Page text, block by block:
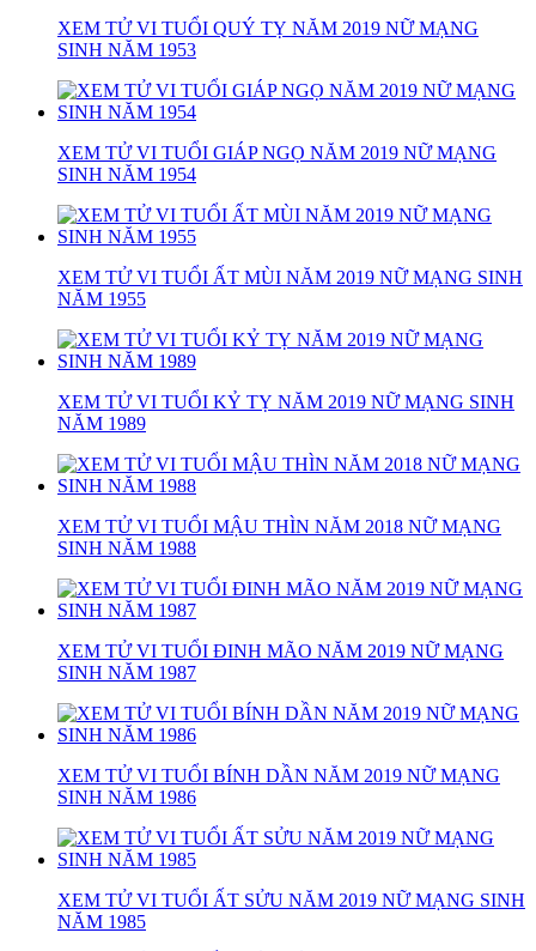
XEM TỬ VI TUỔI QUÝ TỴ NĂM 2019 NỮ MẠNG
SINH NĂM 1953
XEM TỬ VI TUỔI GIÁP NGỌ NĂM 2019 NỮ MẠNG
SINH NĂM 1954
XEM TỬ VI TUỔI ẤT MÙI NĂM 2019 NỮ MẠNG SINH
NĂM 1955
XEM TỬ VI TUỔI KỶ TỴ NĂM 2019 NỮ MẠNG SINH
NĂM 1989
XEM TỬ VI TUỔI MẬU THÌN NĂM 2018 NỮ MẠNG
SINH NĂM 1988
XEM TỬ VI TUỔI ĐINH MÃO NĂM 2019 NỮ MẠNG
SINH NĂM 1987
XEM TỬ VI TUỔI BÍNH DẦN NĂM 2019 NỮ MẠNG
SINH NĂM 1986
XEM TỬ VI TUỔI ẤT SỬU NĂM 2019 NỮ MẠNG SINH
NĂM 1985